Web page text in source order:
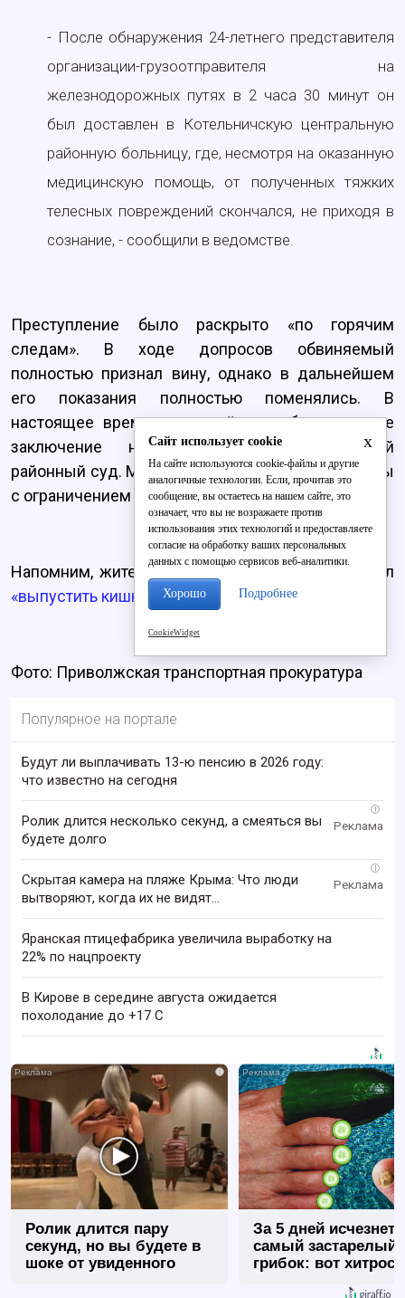
- После обнаружения 24-летнего представителя
организации-грузоотправителя на
железнодорожных путях в 2 часа 30 минут он
был доставлен в Котельничскую центральную
районную больницу, где, несмотря на оказанную
медицинскую помощь, от полученных тяжких
телесных повреждений скончался, не приходя в
сознание, - сообщили в ведомстве.
Преступление было раскрыто «по горячим
следам». В ходе допросов обвиняемый
полностью признал вину, однако в дальнейшем
его показания полностью поменялись. В
настоящее время утверждённое обвинительное
заключение направлено в Котельничский
районный суд. Механику грозит до 15 лет тюрьмы
с ограничением свободы на срок до 2 лет.
Напомним, житель Кировской области пригрозил
«выпустить кишки»
сотрудникам Энергосбыта.
Фото: Приволжская транспортная прокуратура
Популярное на портале
Будут ли выплачивать 13-ю пенсию в 2026 году:
что известно на сегодня
i
Ролик длится несколько секунд, а смеяться вы
будете долго
i
Скрытая камера на пляже Крыма: Что люди
вытворяют, когда их не видят...
Яранская птицефабрика увеличила выработку на
22% по нацпроекту
В Кирове в середине августа ожидается
похолодание до +17 C
i
Ролик длится пару
секунд, но вы будете в
шоке от увиденного
За 5 дней исчезнет
самый застарелый
грибок: вот
x
Сайт использует cookie
На сайте используются cookie-файлы и другие
аналогичные технологии. Если, прочитав это
сообщение, вы остаетесь на нашем сайте, это
означает, что вы не возражаете против
использования этих технологий и предоставляете
согласие на обработку ваших персональных
данных с помощью сервисов веб-аналитики.
Хорошо Подробнее
CookieWidget